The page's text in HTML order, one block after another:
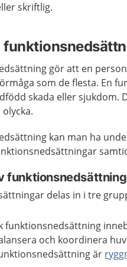
skriftlig.
gör att en
som de flesta. En
skada eller sjukdom.
kan man ha
delas in i tre
funktionsnedsättning
och koordinera
är